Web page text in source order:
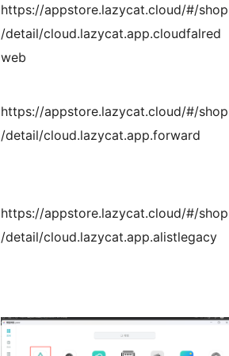
https://appstore.lazycat.cloud/#/shop
/detail/cloud.lazycat.app.cloudfalred
web
https://appstore.lazycat.cloud/#/shop
/detail/cloud.lazycat.app.forward
https://appstore.lazycat.cloud/#/shop
/detail/cloud.lazycat.app.alistlegacy